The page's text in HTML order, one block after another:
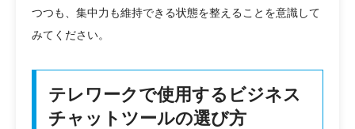
つつも、集中力も維持できる状態を整えることを意識して
みてください。
テレワークで使用するビジネス
チャットツールの選び方